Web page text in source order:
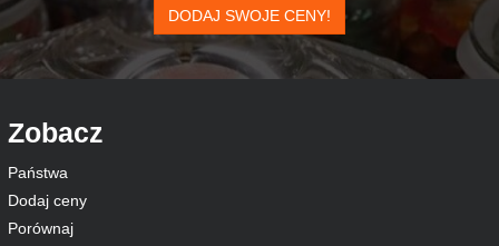
DODAJ SWOJE CENY!
Zobacz
Państwa
Dodaj ceny
Porównaj